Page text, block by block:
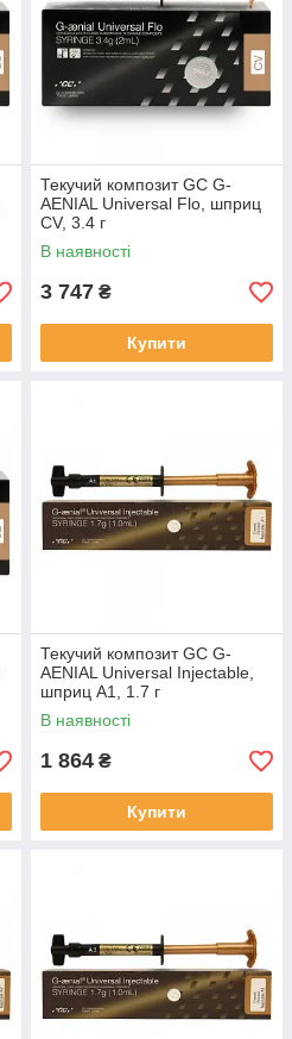
Текучий композит GC G-
AENIAL Universal Flo, шприц
CV, 3.4 г
В наявності
3 747 ₴
Купити
Текучий композит GC G-
AENIAL Universal Injectable,
шприц A1, 1.7 г
В наявності
1 864 ₴
Купити